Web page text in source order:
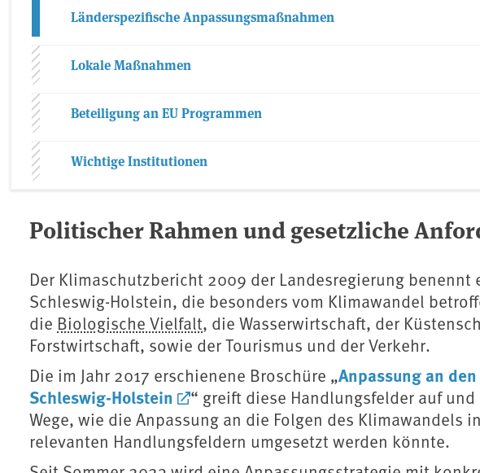
Länderspezifische Anpassungsmaßnahmen
Lokale Maßnahmen
Beteiligung an EU Programmen
Wichtige Institutionen
Politischer Rahmen und gesetzliche
Der Klimaschutzbericht 2009 der Landesregierung
Schleswig-Holstein, die besonders vom ⁠Klimawandel⁠
die ⁠ Biologische Vielfalt⁠, die Wasserwirtschaft, der
Forstwirtschaft, sowie der Tourismus und der Verkehr.
Die im Jahr 2017 erschienene Broschüre „Anpassung an
Schleswig-Holstein
“ greift diese Handlungsfelder auf
Wege, wie die Anpassung an die Folgen des Klimawandels
relevanten Handlungsfeldern umgesetzt werden könnte.